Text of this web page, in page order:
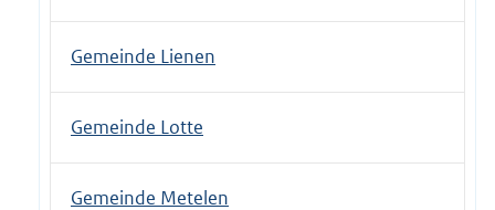
Gemeinde Lienen
Gemeinde Lotte
Gemeinde Metelen